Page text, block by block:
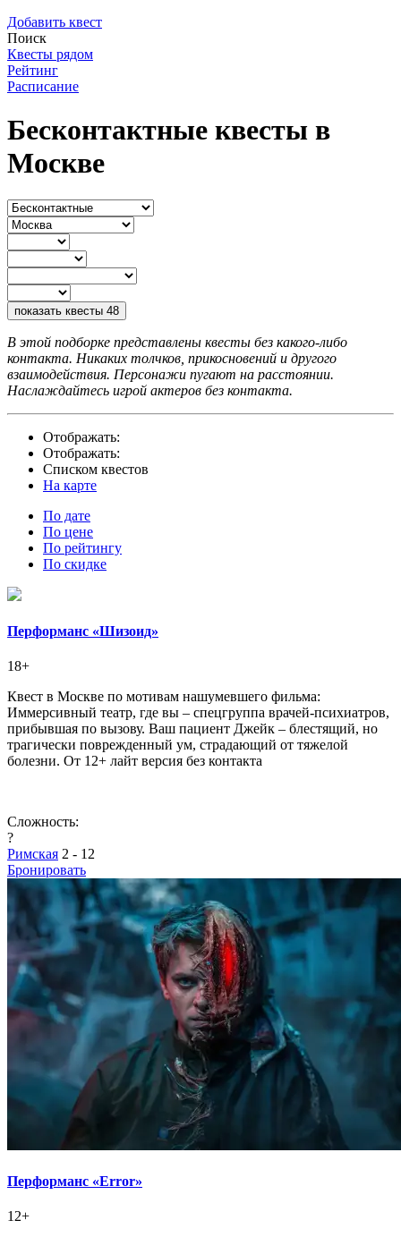
Добавить квест
Поиск
Квесты рядом
Рейтинг
Расписание
Бесконтактные квесты в
Москве
показать квесты 48
В этой подборке представлены квесты без какого-либо
контакта. Никаких толчков, прикосновений и другого
взаимодействия. Персонажи пугают на расстоянии.
Наслаждайтесь игрой актеров без контакта.
Отображать:
Отображать:
Списком квестов
На карте
По дате
По цене
По рейтингу
По скидке
Перформанс «Шизоид»
18+
Квест в Москве по мотивам нашумевшего фильма:
Иммерсивный театр, где вы – спецгруппа врачей-психиатров,
прибывшая по вызову. Ваш пациент Джейк – блестящий, но
трагически поврежденный ум, страдающий от тяжелой
болезни. От 12+ лайт версия без контакта
Сложность:
?
Римская 2 - 12
Бронировать
Перформанс «Error»
12+